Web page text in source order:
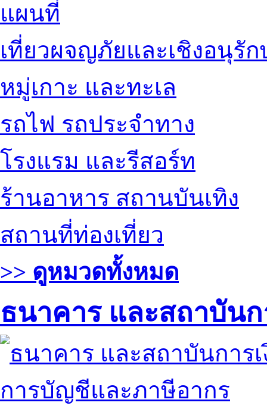
แผนที่
เที่ยวผจญภัยและเชิงอนุรัก
หมู่เกาะ และทะเล
รถไฟ รถประจำทาง
โรงแรม และรีสอร์ท
ร้านอาหาร สถานบันเทิง
สถานที่ท่องเที่ยว
>> ดูหมวดทั้งหมด
ธนาคาร และสถาบันก
การบัญชีและภาษีอากร